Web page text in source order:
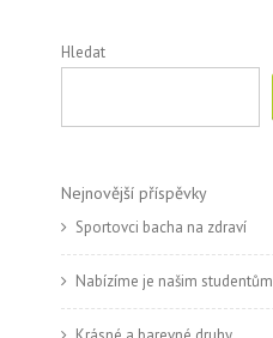
Hledat
Nejnovější příspěvky
Sportovci bacha na zdraví
Nabízíme je našim studentům